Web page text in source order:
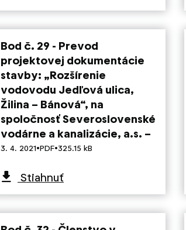
Bod č. 29 - Prevod
projektovej dokumentácie
stavby: „Rozšírenie
vodovodu Jedľová ulica,
Žilina – Bánová“, na
spoločnosť Severoslovenské
vodárne a kanalizácie, a.s. –
3. 4. 2021·PDF·325.15 kB
Stiahnuť